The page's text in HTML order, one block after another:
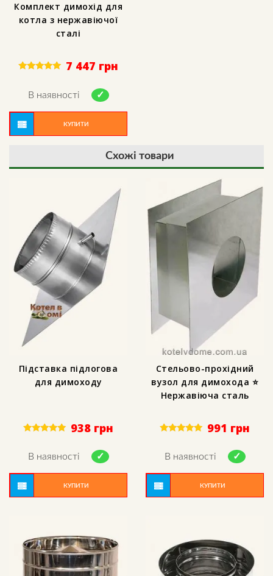
Комплект димохід для
котла з нержавіючої
сталі
out of 5
7 447 грн
В наявності
КУПИТИ
Схожі товари
Підставка підлогова
для димоходу
out of 5
938 грн
В наявності
КУПИТИ
Стельово-прохідний
вузол для димохода ⭐
Нержавіюча сталь
out of 5
991 грн
В наявності
КУПИТИ